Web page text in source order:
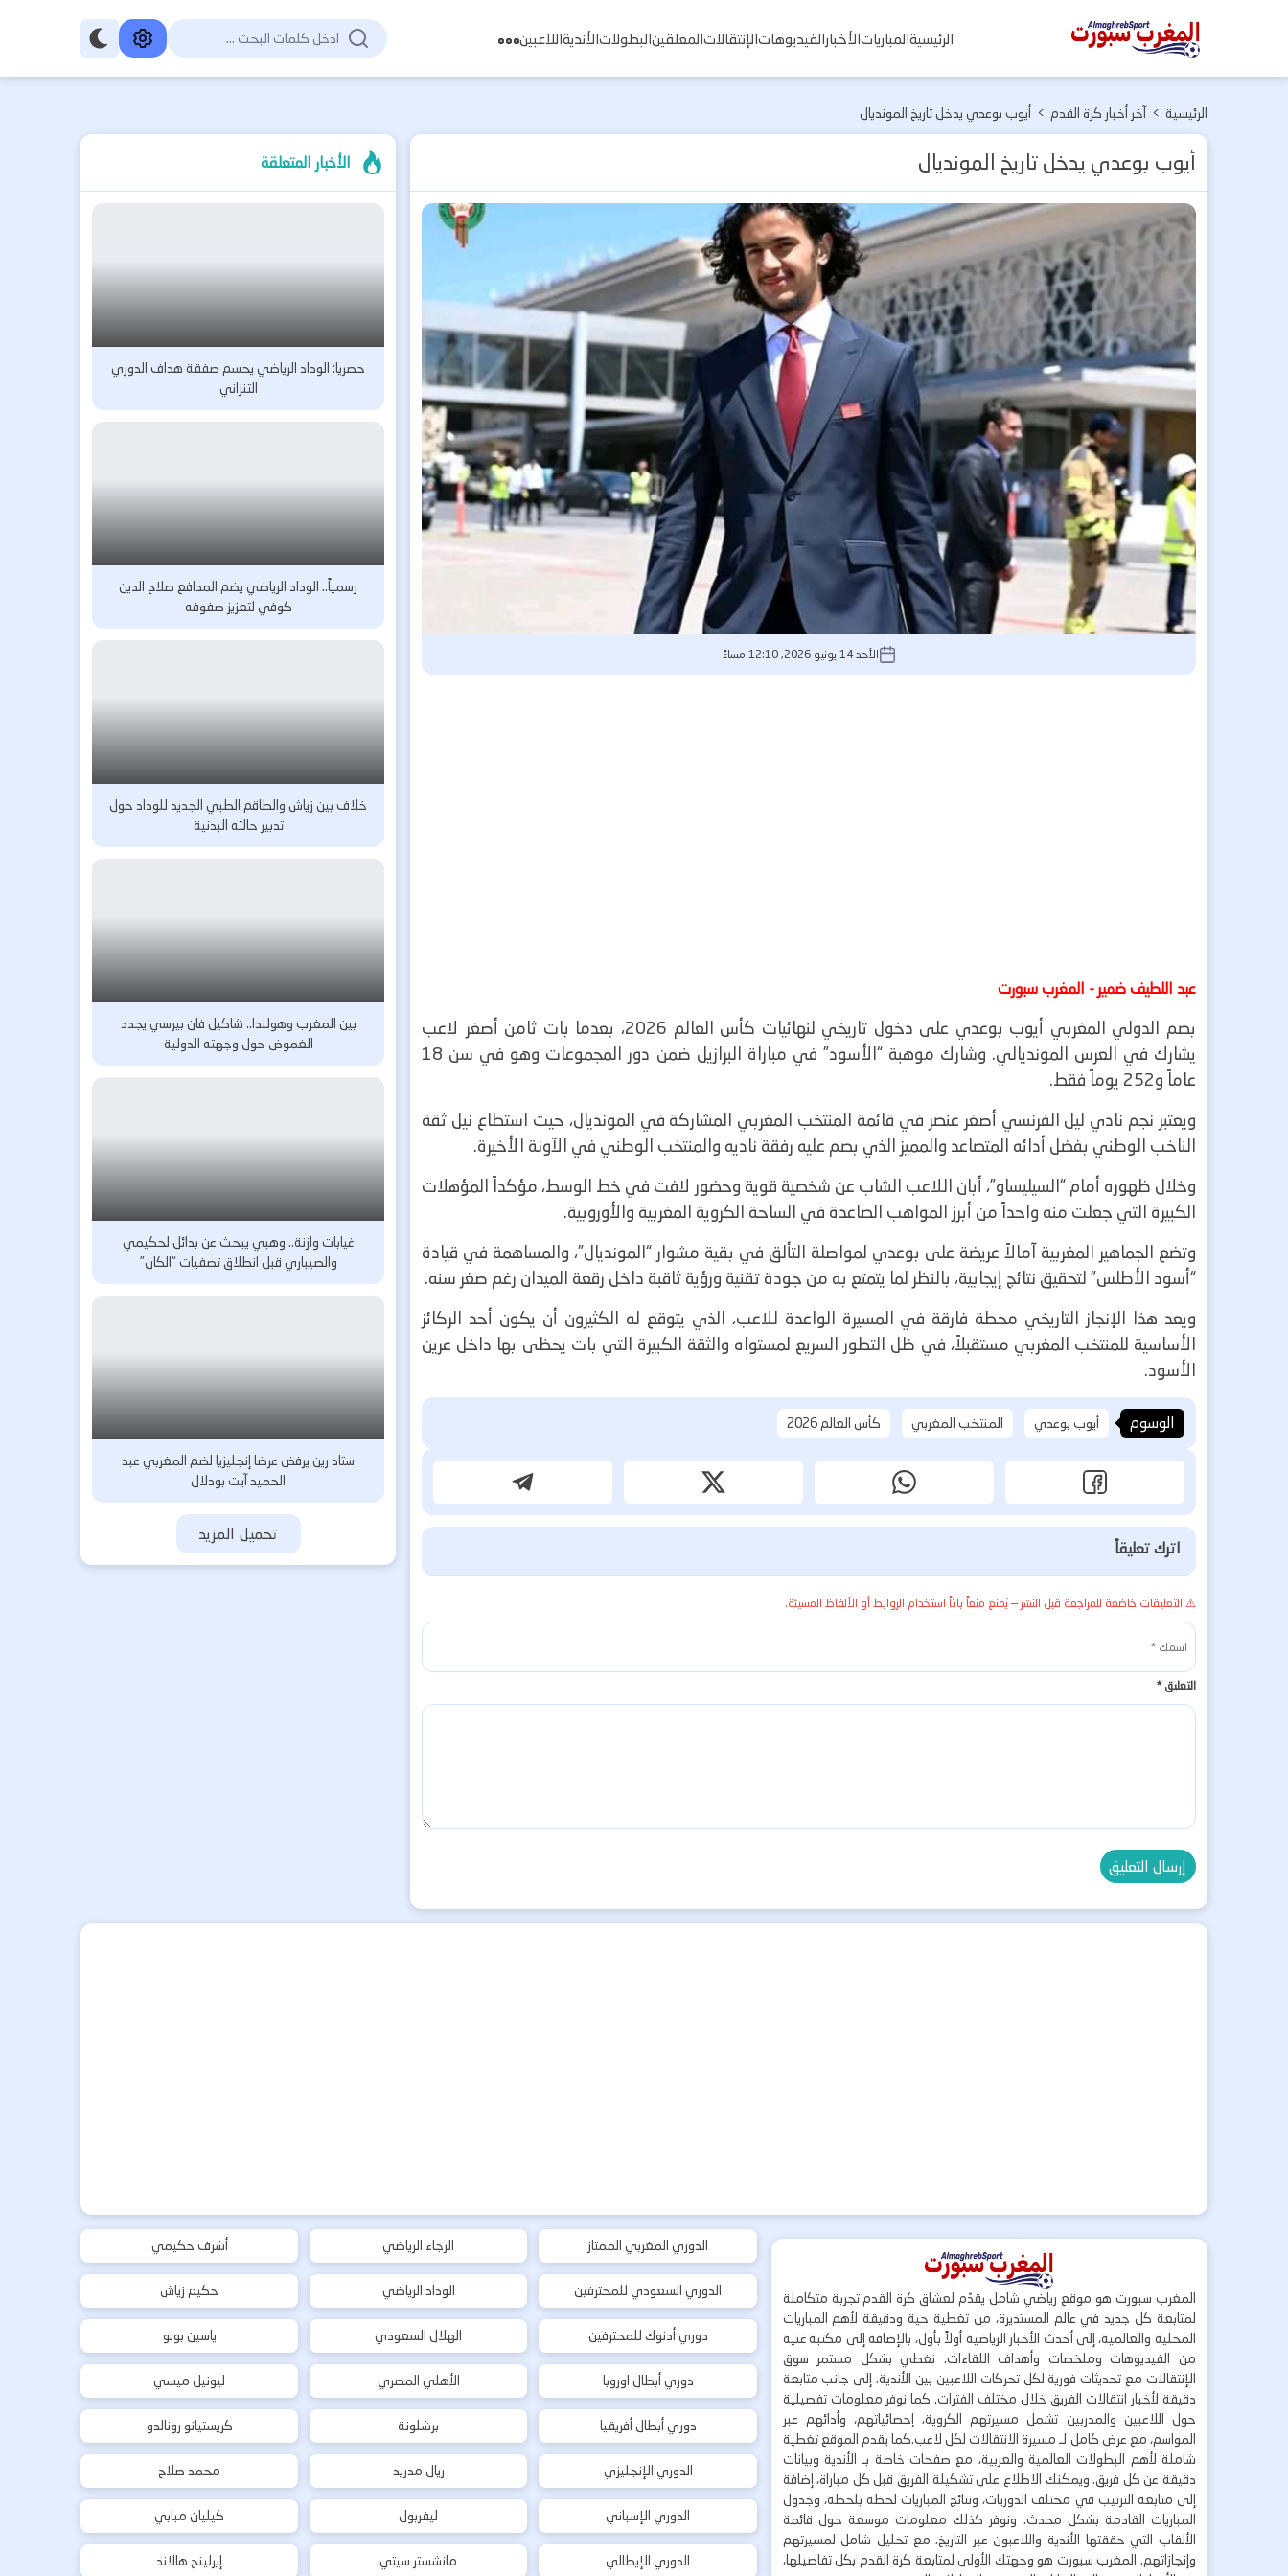
المغرب
الرئيسيةالمبارياتالأخبارالفيديوهاتالإنتقالاتالمعلقينالبطولاتالأنديةاللاعبين
الرئيسية > آخر أخبار كرة القدم > أيوب بوعدي يدخل تاريخ المونديال
أيوب بوعدي يدخل تاريخ المونديال
الأحد 14 يونيو 2026, 12:10 مساءً
عبد اللطيف ضمير - المغرب سبورت
بصم الدولي المغربي أيوب بوعدي على دخول تاريخي لنهائيات كأس العالم 2026، بعدما بات ثامن أصغر لاعب
يشارك في العرس المونديالي. وشارك موهبة “الأسود” في مباراة البرازيل ضمن دور المجموعات وهو في سن 18
عاماً و252 يوماً فقط.
ويعتبر نجم نادي ليل الفرنسي أصغر عنصر في قائمة المنتخب المغربي المشاركة في المونديال، حيث استطاع نيل ثقة
الناخب الوطني بفضل أدائه المتصاعد والمميز الذي بصم عليه رفقة ناديه والمنتخب الوطني في الآونة الأخيرة.
وخلال ظهوره أمام “السيليساو”، أبان اللاعب الشاب عن شخصية قوية وحضور لافت في خط الوسط، مؤكداً المؤهلات
الكبيرة التي جعلت منه واحداً من أبرز المواهب الصاعدة في الساحة الكروية المغربية والأوروبية.
وتضع الجماهير المغربية آمالاً عريضة على بوعدي لمواصلة التألق في بقية مشوار “المونديال”، والمساهمة في قيادة
“أسود الأطلس” لتحقيق نتائج إيجابية، بالنظر لما يتمتع به من جودة تقنية ورؤية ثاقبة داخل رقعة الميدان رغم صغر سنه.
ويعد هذا الإنجاز التاريخي محطة فارقة في المسيرة الواعدة للاعب، الذي يتوقع له الكثيرون أن يكون أحد الركائز
الأساسية للمنتخب المغربي مستقبلاً، في ظل التطور السريع لمستواه والثقة الكبيرة التي بات يحظى بها داخل عرين
الأسود.
الوسوم أيوب بوعدي المنتخب المغربي كأس العالم 2026
اترك تعليقاً
⚠️ التعليقات خاضعة للمراجعة قبل النشر — يُمنع منعاً باتاً استخدام الروابط أو الألفاظ المسيئة.
التعليق*
الأخبار المتعلقة
حصريا: الوداد الرياضي يحسم صفقة هداف الدوري
التنزاني
رسمياً.. الوداد الرياضي يضم المدافع صلاح الدين
كوفي لتعزيز صفوفه
خلاف بين زياش والطاقم الطبي الجديد للوداد حول
تدبير حالته البدنية
بين المغرب وهولندا.. شاكيل فان بيرسي يجدد
الغموض حول وجهته الدولية
غيابات وازنة.. وهبي يبحث عن بدائل لحكيمي
والصيباري قبل انطلاق تصفيات “الكان”
ستاد رين يرفض عرضا إنجليزيا لضم المغربي عبد
الحميد آيت بودلال
تحميل المزيد
المغرب سبورت هو موقع رياضي شامل يقدّم لعشاق كرة القدم تجربة متكاملة
لمتابعة كل جديد في عالم المستديرة، من تغطية حية ودقيقة لأهم المباريات
المحلية والعالمية، إلى أحدث الأخبار الرياضية أولاً بأول، بالإضافة إلى مكتبة غنية
من الفيديوهات وملخصات وأهداف اللقاءات. نغطي بشكل مستمر سوق
الإنتقالات مع تحديثات فورية لكل تحركات اللاعبين بين الأندية، إلى جانب متابعة
دقيقة لأخبار انتقالات الفريق خلال مختلف الفترات. كما نوفر معلومات تفصيلية
حول اللاعبين والمدربين تشمل مسيرتهم الكروية، إحصائياتهم، وأدائهم عبر
المواسم، مع عرض كامل لـ مسيرة الانتقالات لكل لاعب.كما يقدم الموقع تغطية
شاملة لأهم البطولات العالمية والعربية، مع صفحات خاصة بـ الأندية وبيانات
دقيقة عن كل فريق. ويمكنك الاطلاع على تشكيلة الفريق قبل كل مباراة، إضافة
إلى متابعة الترتيب في مختلف الدوريات، ونتائج المباريات لحظة بلحظة، وجدول
المباريات القادمة بشكل محدث. ونوفر كذلك معلومات موسعة حول قائمة
الألقاب التي حققتها الأندية واللاعبون عبر التاريخ، مع تحليل شامل لمسيرتهم
وإنجازاتهم. المغرب سبورت هو وجهتك الأولى لمتابعة كرة القدم بكل تفاصيلها،
الدوري المغربي الممتاز
الدوري السعودي للمحترفين
دوري أدنوك للمحترفين
دوري أبطال اوروبا
دوري أبطال أفريقيا
الدوري الإنجليزي
الدوري الإسباني
الدوري الإيطالي
الرجاء الرياضي
الوداد الرياضي
الهلال السعودي
الأهلي المصري
برشلونة
ريال مدريد
ليفربول
مانشستر سيتي
أشرف حكيمي
حكيم زياش
ياسين بونو
ليونيل ميسي
كريستيانو رونالدو
محمد صلاح
كيليان مبابي
إيرلينج هالاند